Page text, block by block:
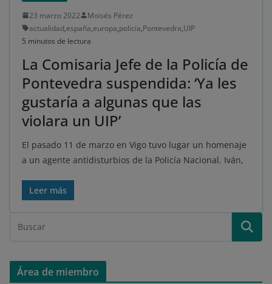
23 marzo 2022
Moisés Pérez
actualidad,españa,europa,policía,Pontevedra,UIP
5 minutos de lectura
La Comisaria Jefe de la Policía de
Pontevedra suspendida: ‘Ya les
gustaría a algunas que las
violara un UIP’
El pasado 11 de marzo en Vigo tuvo lugar un homenaje
a un agente antidisturbios de la Policía Nacional. Iván,
Leer más
Área de miembro